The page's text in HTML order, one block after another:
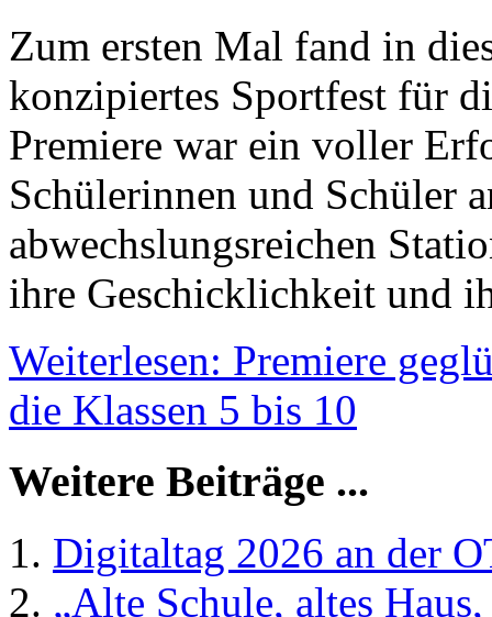
Zum ersten Mal fand in
konzipiertes Sportfest für
Premiere war ein voller
Schülerinnen und Schüler
abwechslungsreichen
ihre Geschicklichkeit und
Weiterlesen: Premiere
die Klassen 5 bis 10
Weitere Beiträge ...
Digitaltag 2026 an der
„Alte Schule, altes